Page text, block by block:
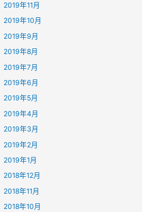
2019年11月
2019年10月
2019年9月
2019年8月
2019年7月
2019年6月
2019年5月
2019年4月
2019年3月
2019年2月
2019年1月
2018年12月
2018年11月
2018年10月